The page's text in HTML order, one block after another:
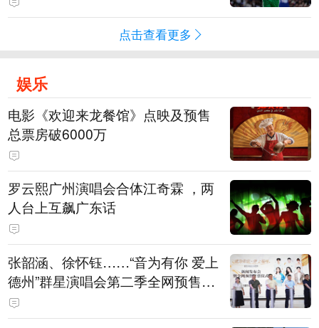
点击查看更多
娱乐
电影《欢迎来龙餐馆》点映及预售
总票房破6000万
罗云熙广州演唱会合体江奇霖 ，两
人台上互飙广东话
张韶涵、徐怀钰……“音为有你 爱上
德州”群星演唱会第二季全网预售开
票